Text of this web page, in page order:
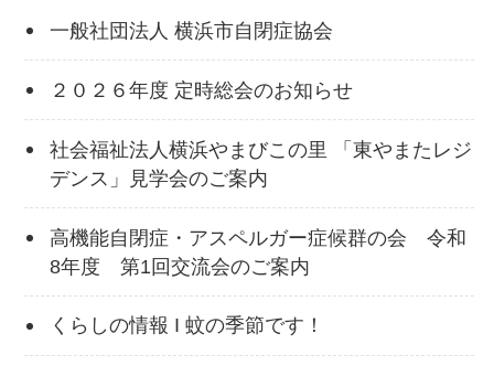
一般社団法人 横浜市自閉症協会
２０２６年度 定時総会のお知らせ
社会福祉法人横浜やまびこの里 「東やまたレジ
デンス」見学会のご案内
高機能自閉症・アスペルガー症候群の会 令和
8年度 第1回交流会のご案内
くらしの情報 I 蚊の季節です！